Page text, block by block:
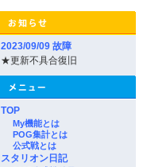
2023/09/09 故障
★更新不具合復旧
TOP
My機能とは
POG集計とは
公式戦とは
スタリオン日記